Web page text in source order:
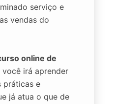
serviço e
vendas do
online de
você irá aprender
práticas e
já atua o que de